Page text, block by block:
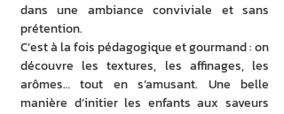
dans une ambiance conviviale et sans
prétention.
C’est à la fois pédagogique et gourmand : on
découvre les textures, les affinages, les
arômes… tout en s’amusant. Une belle
manière d’initier les enfants aux saveurs